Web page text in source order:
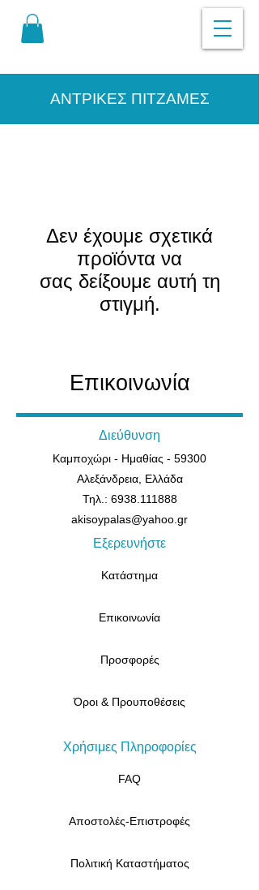
ΑΝΤΡΙΚΕΣ ΠΙΤΖΑΜΕΣ
Δεν έχουμε σχετικά
προϊόντα να
σας δείξουμε αυτή τη
στιγμή.
Επικοινωνία
Διεύθυνση
Καμποχώρι - Ημαθίας - 59300
Αλεξάνδρεια, Ελλάδα
Τηλ.: 6938.111888
akisoypalas@yahoo.gr
Εξερευνήστε
Κατάστημα
Επικοινωνία
Προσφορές
Όροι & Προυποθέσεις
Χρήσιμες Πληροφορίες
FAQ
Αποστολές-Επιστροφές
Πολιτική Καταστήματος